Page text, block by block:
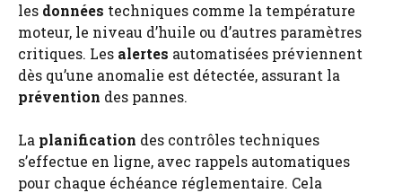
les données techniques comme la température
moteur, le niveau d’huile ou d’autres paramètres
critiques. Les alertes automatisées préviennent
dès qu’une anomalie est détectée, assurant la
prévention des pannes.
La planification des contrôles techniques
s’effectue en ligne, avec rappels automatiques
pour chaque échéance réglementaire. Cela